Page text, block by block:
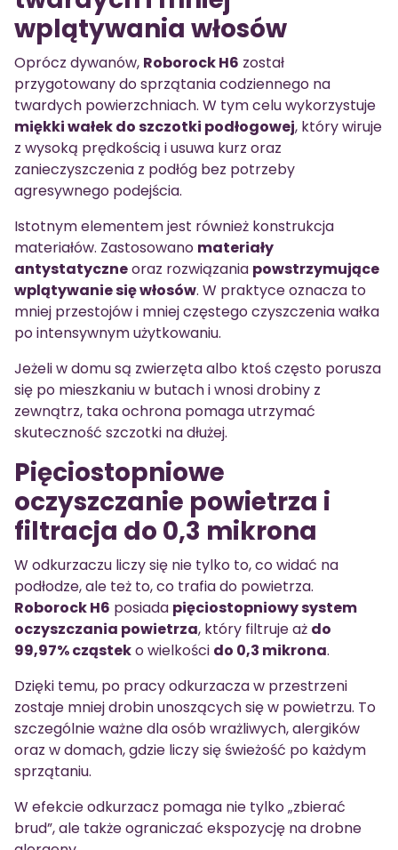
wplątywania włosów
Oprócz dywanów, Roborock H6 został
przygotowany do sprzątania codziennego na
twardych powierzchniach. W tym celu wykorzystuje
miękki wałek do szczotki podłogowej, który wiruje
z wysoką prędkością i usuwa kurz oraz
zanieczyszczenia z podłóg bez potrzeby
agresywnego podejścia.
Istotnym elementem jest również konstrukcja
materiałów. Zastosowano materiały
antystatyczneoraz rozwiązania powstrzymujące
wplątywanie się włosów. W praktyce oznacza to
mniej przestojów i mniej częstego czyszczenia wałka
po intensywnym użytkowaniu.
Jeżeli w domu są zwierzęta albo ktoś często porusza
się po mieszkaniu w butach i wnosi drobiny z
zewnątrz, taka ochrona pomaga utrzymać
skuteczność szczotki na dłużej.
Pięciostopniowe
oczyszczanie powietrza i
filtracja do 0,3 mikrona
W odkurzaczu liczy się nie tylko to, co widać na
podłodze, ale też to, co trafia do powietrza.
Roborock H6 posiada pięciostopniowy system
oczyszczania powietrza, który filtruje aż do
99,97% cząsteko wielkości do 0,3 mikrona.
Dzięki temu, po pracy odkurzacza w przestrzeni
zostaje mniej drobin unoszących się w powietrzu. To
szczególnie ważne dla osób wrażliwych, alergików
oraz w domach, gdzie liczy się świeżość po każdym
sprzątaniu.
W efekcie odkurzacz pomaga nie tylko „zbierać
brud”, ale także ograniczać ekspozycję na drobne